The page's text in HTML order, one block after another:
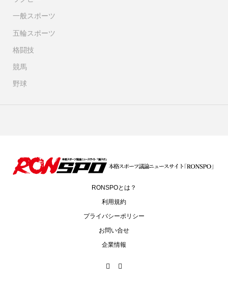
一般スポーツ
五輪スポーツ
格闘技
競馬
野球
RONSPOとは？
利用規約
プライバシーポリシー
お問い合せ
企業情報